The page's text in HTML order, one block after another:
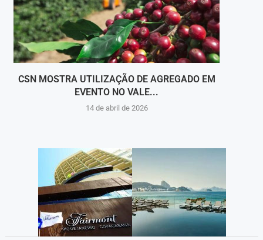
CSN MOSTRA UTILIZAÇÃO DE AGREGADO EM
EVENTO NO VALE...
14 de abril de 2026